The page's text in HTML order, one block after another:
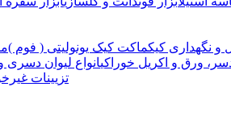
نگهداری کیکماکت کیک یونولیتی ( فوم )
ورق و اکریل خوراکیانواع لیوان دسری
تزیینات